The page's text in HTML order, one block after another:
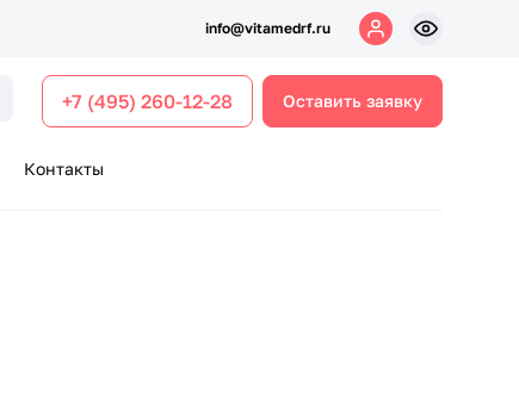
info@vitamedrf.ru
+7 (495) 260-12-28 Оставить заявку
Контакты